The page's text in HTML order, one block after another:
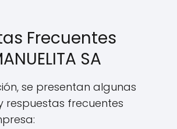
Frecuentes
SA
se presentan algunas
respuestas frecuentes